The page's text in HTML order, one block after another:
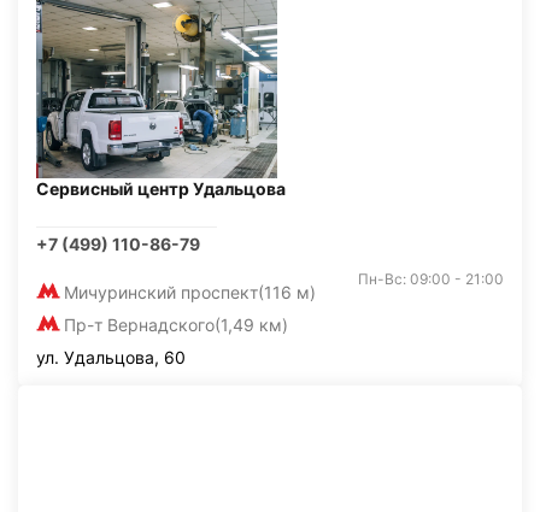
Сервисный центр Удальцова
+7 (499) 110-86-79
Мичуринский проспект(116 м)
Пр-т Вернадского(1,49 км)
Пн-Вс: 09:00 - 21:00
ул. Удальцова, 60